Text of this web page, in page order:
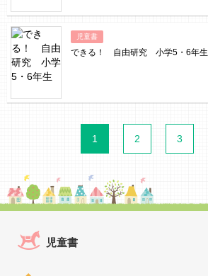
児童書
できる！ 自由研究 小学5・6年生
1 2 3
児童書